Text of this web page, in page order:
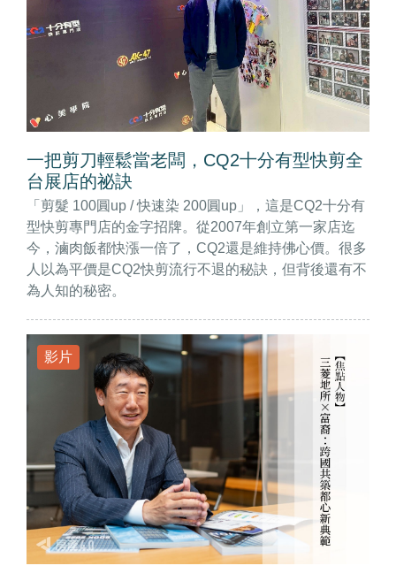
一把剪刀輕鬆當老闆，CQ2十分有型快剪全
台展店的祕訣
「剪髮 100圓up / 快速染 200圓up」，這是CQ2十分有
型快剪專門店的金字招牌。從2007年創立第一家店迄
今，滷肉飯都快漲一倍了，CQ2還是維持佛心價。很多
人以為平價是CQ2快剪流行不退的秘訣，但背後還有不
為人知的秘密。
影片